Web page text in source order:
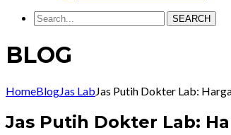
SEARCH
BLOG
HomeBlogJas LabJas Putih Dokter Lab:
Jas Putih Dokter Lab: